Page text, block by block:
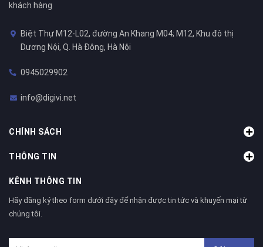
khách hàng
Biệt Thự M12-L02, đường An Khang M04; M12, Khu đô thị
Dương Nội, Q. Hà Đông, Hà Nội
0945029902
info@digivi.net
CHÍNH SÁCH
THÔNG TIN
KÊNH THÔNG TIN
Hãy đăng ký theo form dưới đây để nhận được tin tức và khuyến mại từ
chúng tôi.